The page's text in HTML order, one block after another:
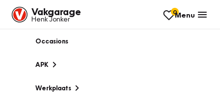
Vakgarage
Henk Jonker
0Menu
Occasions
APK
Werkplaats